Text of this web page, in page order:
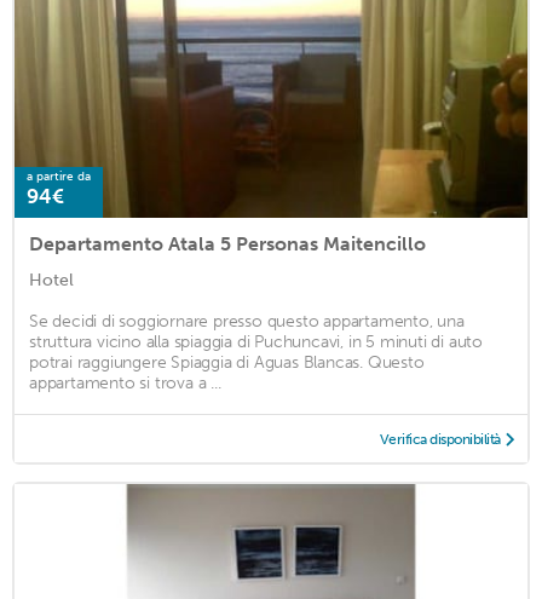
a partire da
94€
Departamento Atala 5 Personas Maitencillo
Hotel
Se decidi di soggiornare presso questo appartamento, una
struttura vicino alla spiaggia di Puchuncavi, in 5 minuti di auto
potrai raggiungere Spiaggia di Aguas Blancas. Questo
appartamento si trova a ...
Verifica disponibilità